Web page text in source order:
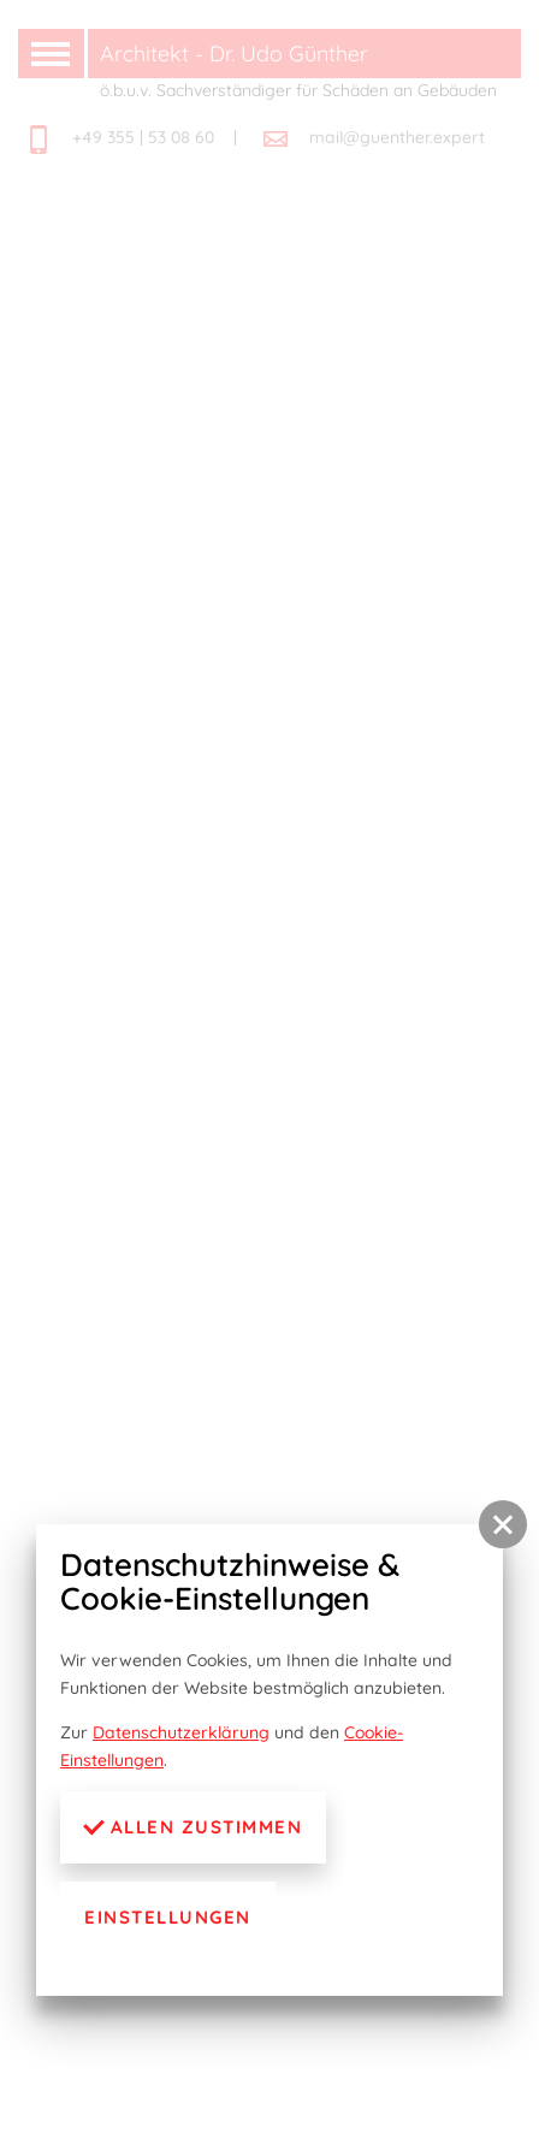
Architekt - Dr. Udo Günther
ö.b.u.v. Sachverständiger für Schäden an Gebäuden
+49 355 | 53 08 60 | mail@guenther.expert
Datenschutzhinweise &
Cookie-Einstellungen
Wir verwenden Cookies, um Ihnen die Inhalte und
Funktionen der Website bestmöglich anzubieten.
Zur Datenschutzerklärung und den Cookie-
Einstellungen.
ALLEN ZUSTIMMEN
EINSTELLUNGEN